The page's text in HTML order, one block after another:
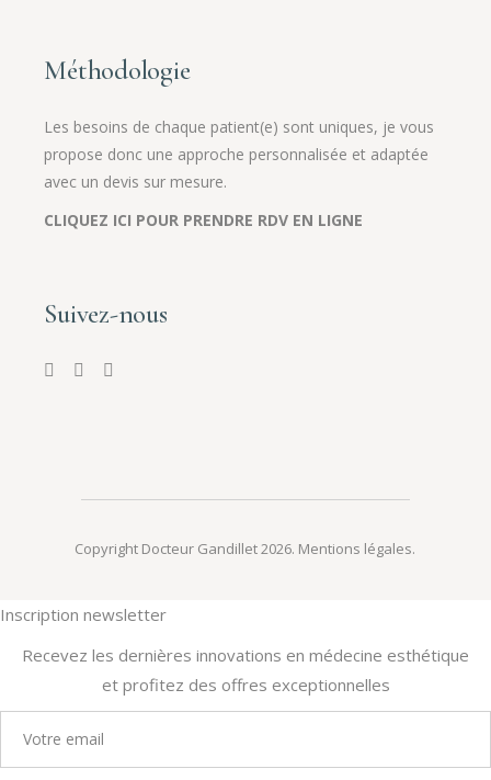
Méthodologie
Les besoins de chaque patient(e) sont uniques, je vous
propose donc une approche personnalisée et adaptée
avec un devis sur mesure.
CLIQUEZ ICI POUR PRENDRE RDV EN LIGNE
Suivez-nous
Copyright Docteur Gandillet 2026. Mentions légales.
Inscription newsletter
Recevez les dernières innovations en médecine esthétique
et profitez des offres exceptionnelles